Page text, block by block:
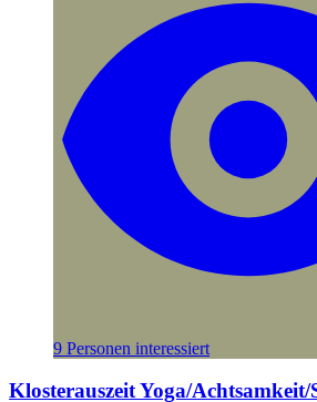
9 Personen interessiert
Klosterauszeit Yoga/Achtsamkeit/